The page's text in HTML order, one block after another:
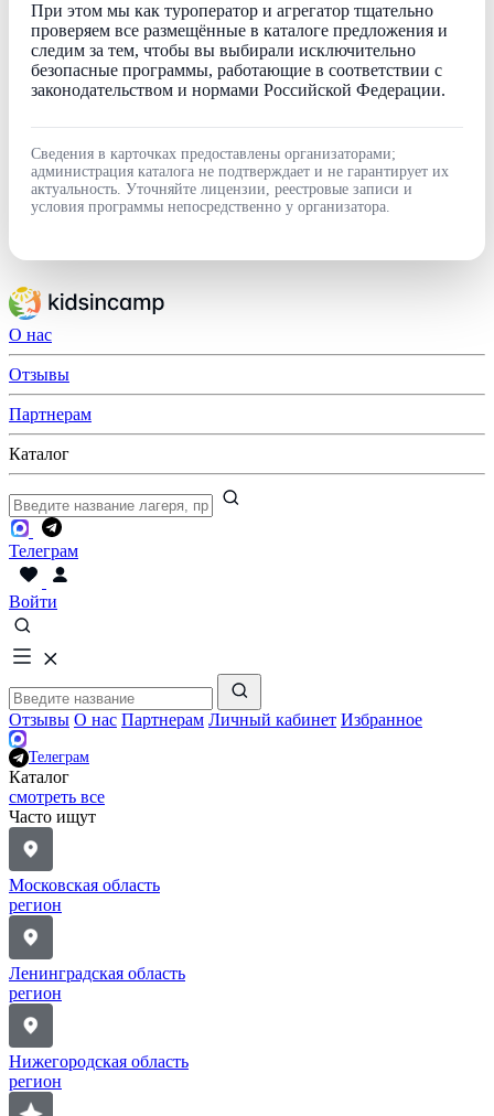
При этом мы как туроператор и агрегатор тщательно
проверяем все размещённые в каталоге предложения и
следим за тем, чтобы вы выбирали исключительно
безопасные программы, работающие в соответствии с
законодательством и нормами Российской Федерации.
Сведения в карточках предоставлены организаторами;
администрация каталога не подтверждает и не гарантирует их
актуальность. Уточняйте лицензии, реестровые записи и
условия программы непосредственно у организатора.
О нас
Отзывы
Партнерам
Каталог
Телеграм
Войти
Отзывы О нас Партнерам Личный кабинет Избранное
Телеграм
Каталог
смотреть все
Часто ищут
Московская область
регион
Ленинградская область
регион
Нижегородская область
регион